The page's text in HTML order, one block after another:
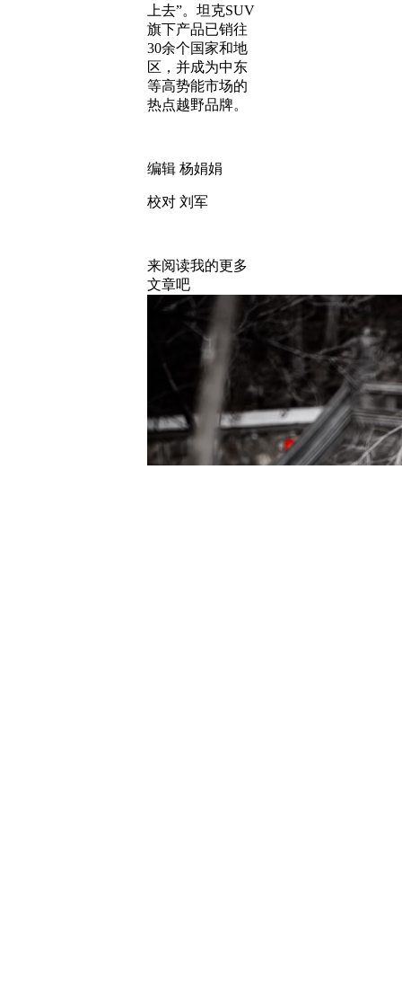
上去”。坦克SUV
旗下产品已销往
30余个国家和地
区，并成为中东
等高势能市场的
热点越野品牌。
编辑 杨娟娟
校对 刘军
来阅读我的更多
文章吧